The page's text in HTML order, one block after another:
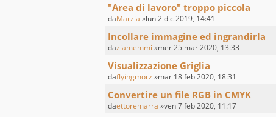
"Area di lavoro" troppo piccola
daMarzia »lun 2 dic 2019, 14:41
Incollare immagine ed ingrandirla
daziamemmi »mer 25 mar 2020, 13:33
Visualizzazione Griglia
daflyingmorz »mar 18 feb 2020, 18:31
Convertire un file RGB in CMYK
daettoremarra »ven 7 feb 2020, 11:17